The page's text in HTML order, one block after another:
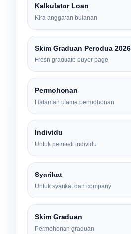
Kalkulator Loan
Kira anggaran bulanan
Skim Graduan Perodua 2026
Fresh graduate buyer page
Permohonan
Halaman utama permohonan
Individu
Untuk pembeli individu
Syarikat
Untuk syarikat dan company
Skim Graduan
Permohonan graduan